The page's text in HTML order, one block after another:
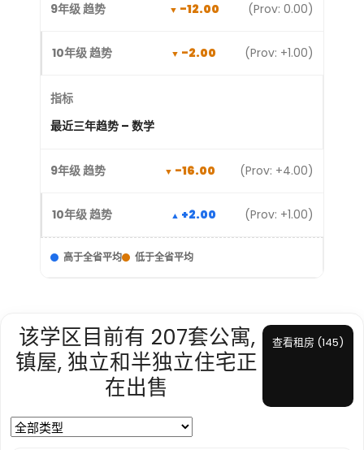
-12.00 (Prov: 0.00)
-2.00 (Prov: +1.00)
最近三年趋势 – 数学
-16.00 (Prov: +4.00)
+2.00 (Prov: +1.00)
高于全省平均 低于全省平均
该学区目前有 207套公寓,
镇屋, 独立和半独立住宅正
在出售
查看租房 (145)